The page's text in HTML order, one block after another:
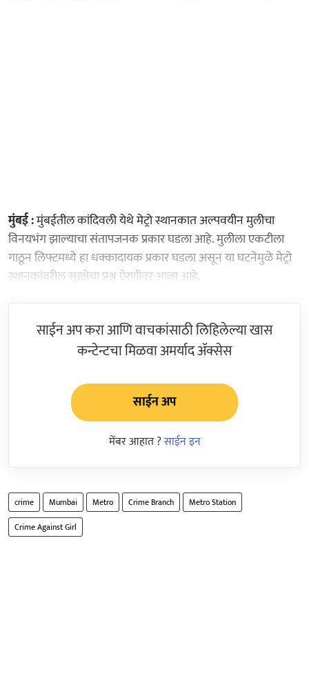
मुंबई :मुंबईतील कांदिवली येथे मेट्रो स्थानकात अल्पवयीन मुलीचा
विनयभंग झाल्याचा संतापजनक प्रकार घडला आहे. मुलीला एकटीला
गाठून लिफ्टमध्ये हा धक्कादायक प्रकार घडला असून या घटनेमुळे मेट्रो
स्थानकांवरील सुरक्षेचा प्रश्न ऐरणीवर आला आहे.
साईन अप करा आणि वाचकांसाठी लिहिलेल्या खास
कन्टेन्टचा मिळवा अमर्याद ॲक्सेस
साईन अप
मेंबर आहात ?साईन इन
crime Mumbai Metro Crime Branch
Metro Station
Crime Against Girl